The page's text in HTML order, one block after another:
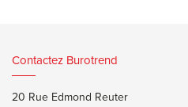
Contactez Burotrend
20 Rue Edmond Reuter